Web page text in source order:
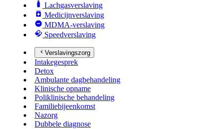
Lachgasverslaving
Medicijnverslaving
MDMA-verslaving
Speedverslaving
Verslavingszorg
Intakegesprek
Detox
Ambulante dagbehandeling
Klinische opname
Poliklinische behandeling
Familiebijeenkomst
Nazorg
Dubbele diagnose